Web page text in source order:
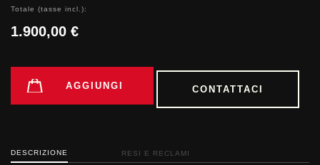
Totale (tasse incl.):
1.900,00 €
AGGIUNGI CONTATTACI
DESCRIZIONE RESI E RECLAMI